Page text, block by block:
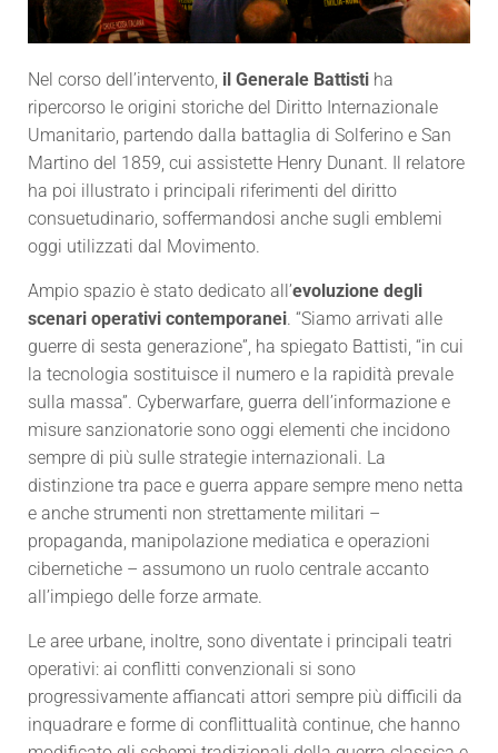
Nel corso dell’intervento, il Generale Battisti ha
ripercorso le origini storiche del Diritto Internazionale
Umanitario, partendo dalla battaglia di Solferino e San
Martino del 1859, cui assistette Henry Dunant. Il relatore
ha poi illustrato i principali riferimenti del diritto
consuetudinario, soffermandosi anche sugli emblemi
oggi utilizzati dal Movimento.
Ampio spazio è stato dedicato all’evoluzione degli
scenari operativi contemporanei. “Siamo arrivati alle
guerre di sesta generazione”, ha spiegato Battisti, “in cui
la tecnologia sostituisce il numero e la rapidità prevale
sulla massa”. Cyberwarfare, guerra dell’informazione e
misure sanzionatorie sono oggi elementi che incidono
sempre di più sulle strategie internazionali. La
distinzione tra pace e guerra appare sempre meno netta
e anche strumenti non strettamente militari –
propaganda, manipolazione mediatica e operazioni
cibernetiche – assumono un ruolo centrale accanto
all’impiego delle forze armate.
Le aree urbane, inoltre, sono diventate i principali teatri
operativi: ai conflitti convenzionali si sono
progressivamente affiancati attori sempre più difficili da
inquadrare e forme di conflittualità continue, che hanno